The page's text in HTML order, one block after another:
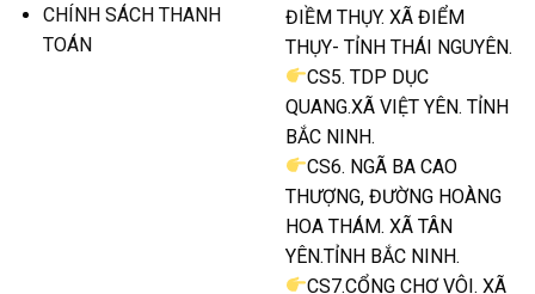
CHÍNH SÁCH THANH
TOÁN
ĐIỀM THỤY. XÃ ĐIỂM
THỤY- TỈNH THÁI NGUYÊN.
CS5. TDP DỤC
QUANG.XÃ VIỆT YÊN. TỈNH
BẮC NINH.
CS6. NGÃ BA CAO
THƯỢNG, ĐƯỜNG HOÀNG
HOA THÁM. XÃ TÂN
YÊN.TỈNH BẮC NINH.
CS7.CỔNG CHỢ VÔI. XÃ